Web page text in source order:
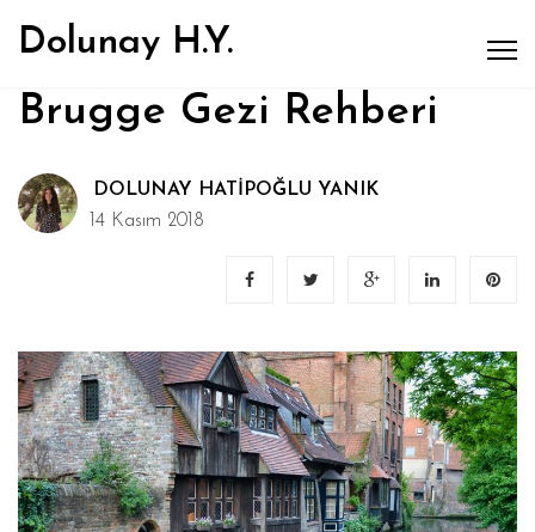
Dolunay H.Y.
Brugge Gezi Rehberi
DOLUNAY HATIPOĞLU YANIK
14 Kasım 2018